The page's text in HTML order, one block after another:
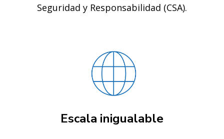
Seguridad y Responsabilidad (CSA).
Escala inigualable